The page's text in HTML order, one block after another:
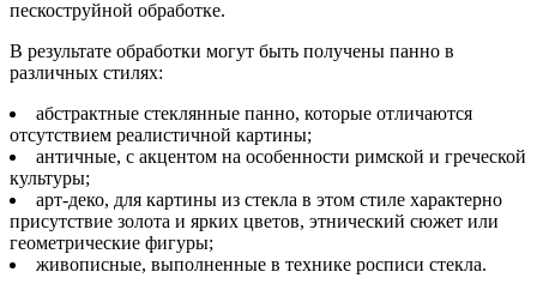
пескоструйной обработке.
В результате обработки могут быть получены панно в
различных стилях:
абстрактные стеклянные панно, которые отличаются
отсутствием реалистичной картины;
античные, с акцентом на особенности римской и греческой
культуры;
арт-деко, для картины из стекла в этом стиле характерно
присутствие золота и ярких цветов, этнический сюжет или
геометрические фигуры;
живописные, выполненные в технике росписи стекла.